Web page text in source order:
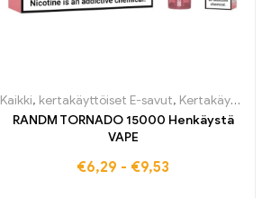
,kertakäyttöiset E-savut Suomi,kertakäyttöiset
Kaikki, kertakäyttöiset E-savut, Kertakäyttöiset sähkötupakat Belgia
RANDM TORNADO 15000 Henkäystä
VAPE
€6,29 - €9,53